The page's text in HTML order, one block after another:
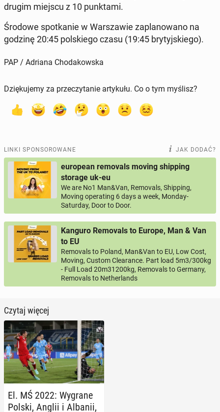
drugim miejscu z 10 punk­ta­mi.
Środowe spo­tka­nie w War­sza­wie za­pla­no­wa­no na
godzinę 20:45 pol­skie­go czasu (19:45 bry­tyj­skie­go).
PAP / Adriana Chodakowska
Dziękujemy za przeczytanie artykułu. Co o tym myślisz?
LINKI SPONSOROWANE JAK DODAĆ?
european removals moving shipping
storage uk-eu
We are No1 Man&Van, Removals, Shipping,
Moving operating 6 days a week, Monday-
Saturday, Door to Door.
Kanguro Removals to Europe, Man & Van
to EU
Removals to Poland, Man&Van to EU, Low Cost,
Moving, Custom Clearance. Part load 5m3/300kg
- Full Load 20m31200kg, Removals to Germany,
Removals to Netherlands
Czytaj więcej
El. MŚ 2022: Wygrane
Polski, Anglii i Albanii,